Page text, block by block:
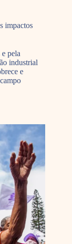
impactos
pela
industrial
e